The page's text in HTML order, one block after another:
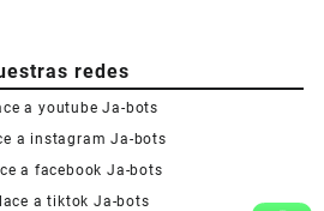
redes